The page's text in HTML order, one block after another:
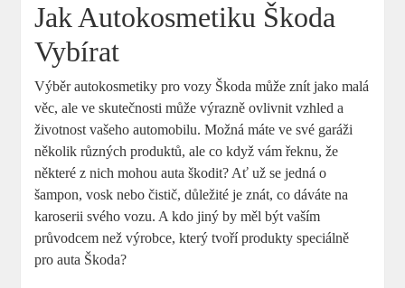
Jak ⁣Autokosmetiku Škoda
Vybírat
Výběr autokosmetiky pro vozy Škoda ‍může znít jako malá
věc,‍ ale ve‍ skutečnosti může výrazně⁢ ovlivnit vzhled a
životnost vašeho automobilu. Možná máte ‌ve ‍své ‌garáži‍
několik různých produktů,⁢ ale co když⁤ vám‌ řeknu, že
některé z nich mohou auta škodit? ⁤Ať už ‌se​ jedná ‍o
⁣šampon, vosk nebo ⁣čistič, důležité je znát, ⁣co dáváte na
⁣karoserii svého vozu. A ‌kdo jiný by ⁢měl ‌být vaším‌
průvodcem než výrobce,‌ který tvoří produkty speciálně
pro auta Škoda?